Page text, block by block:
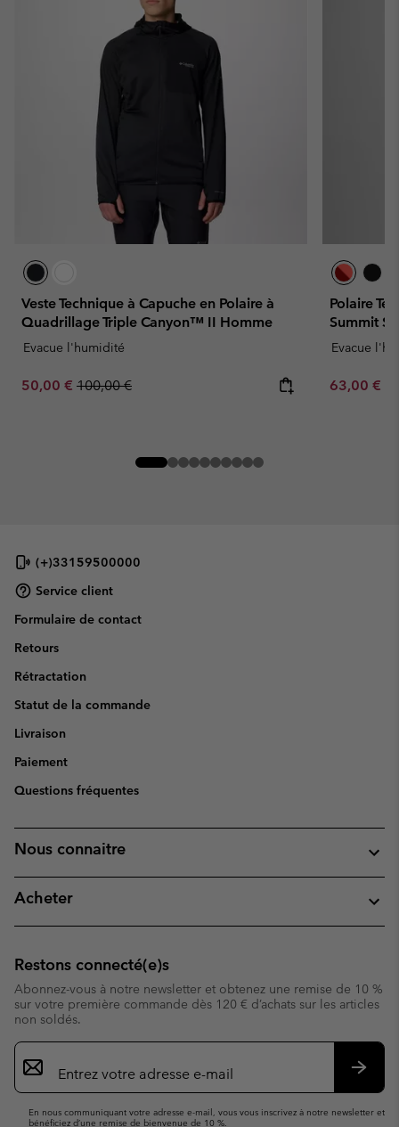
Veste Technique à Capuche en Polaire à
Quadrillage Triple Canyon™ II Homme
Evacue l'humidité
Sale price:
50,00 € Regular price:
100,00 €
Polaire
Summit
Evacue
Minimum
63,00 €
(+)33159500000
Service client
Formulaire de contact
Retours
Rétractation
Statut de la commande
Livraison
Paiement
Questions fréquentes
Nous connaitre
Acheter
Restons connecté(e)s
Abonnez-vous à notre newsletter et obtenez une remise de 10 %
sur votre première commande dès 120 € d’achats sur les articles
non soldés.
Inscription
par
e-
En nous communiquant votre adresse e-mail, vous vous inscrivez à notre newsletter et
bénéficiez d’une remise de bienvenue de 10 %.